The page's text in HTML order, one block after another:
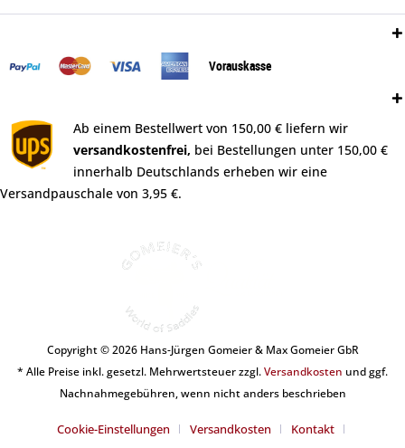
Vorauskasse
Ab einem Bestellwert von 150,00 € liefern wir
versandkostenfrei, bei Bestellungen unter 150,00 €
innerhalb Deutschlands erheben wir eine
Versandpauschale von 3,95 €.
Copyright © 2026 Hans-Jürgen Gomeier & Max Gomeier GbR
* Alle Preise inkl. gesetzl. Mehrwertsteuer zzgl.Versandkosten und ggf.
Nachnahmegebühren, wenn nicht anders beschrieben
Cookie-Einstellungen Versandkosten Kontakt